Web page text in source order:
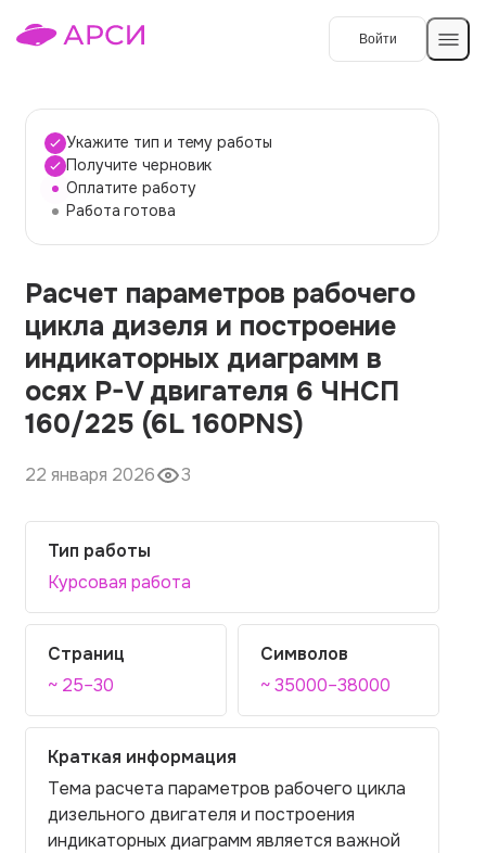
Войти
Темы работ
О сервисе
О компании
Наши гарантии
Порядок оплаты
Вопросы и ответы
Отзывы
Контакты
Укажите тип и тему работы
Получите черновик
Оплатите работу
Работа готова
Расчет параметров рабочего
цикла дизеля и построение
индикаторных диаграмм в
осях P-V двигателя 6 ЧНСП
160/225 (6L 160PNS)
22 января 2026 3
Тип работы
Курсовая работа
Страниц
~ 25–30
Символов
~ 35000–38000
Краткая информация
Тема расчета параметров рабочего цикла
дизельного двигателя и построения
индикаторных диаграмм является важной